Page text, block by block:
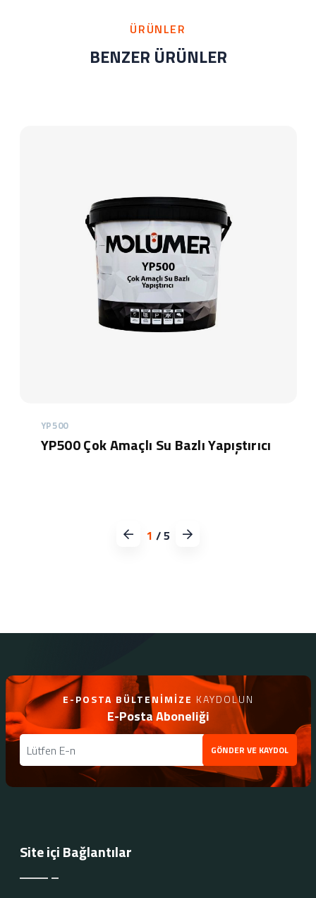
ÜRÜNLER
BENZER ÜRÜNLER
YP500
YP500 Çok Amaçlı Su Bazlı Yapıştırıcı
1 /5
E-POSTA BÜLTENIMIZE KAYDOLUN
E-Posta Aboneliği
GÖNDER VE KAYDOL
Site içi Bağlantılar